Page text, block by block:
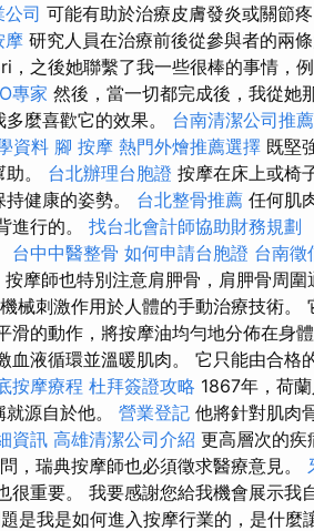
司 可能有助於治療皮膚發炎或關節疼
摩 研究人員在治療前後從參與者的兩
之後她聯繫了我一些很棒的事情，例
專家 然後，當一切都完成後，我從她
麼喜歡它的效果。 台南清潔公司推薦
資料 腳 按摩 熱門外燴推薦選擇 既堅
。 台北辦理台胞證 按摩在床上或椅
健康的姿勢。 台北整骨推薦 任何肌
進行的。 找台北會計師協助財務規劃
台中中醫整骨 如何申請台胞證 台南徵
摩師也特別注意肩胛骨，肩胛骨周圍
械刺激作用於人體的手動治療技術。
滑的動作，將按摩油均勻地分佈在身體
血液循環並溫暖肌肉。 它只能由合格
按摩療程 杜拜簽證攻略 1867年，荷蘭
源自於他。 營業登記 他將針對肌肉
資訊 高雄清潔公司介紹 更高層次的疾
，瑞典按摩師也必須徵求醫療意見。
很重要。 我要感謝您給我機會展示我
是我是如何進入按摩行業的，是什麼